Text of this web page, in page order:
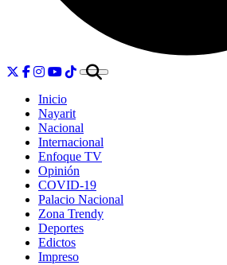
Inicio
Nayarit
Nacional
Internacional
Enfoque TV
Opinión
COVID-19
Palacio Nacional
Zona Trendy
Deportes
Edictos
Impreso